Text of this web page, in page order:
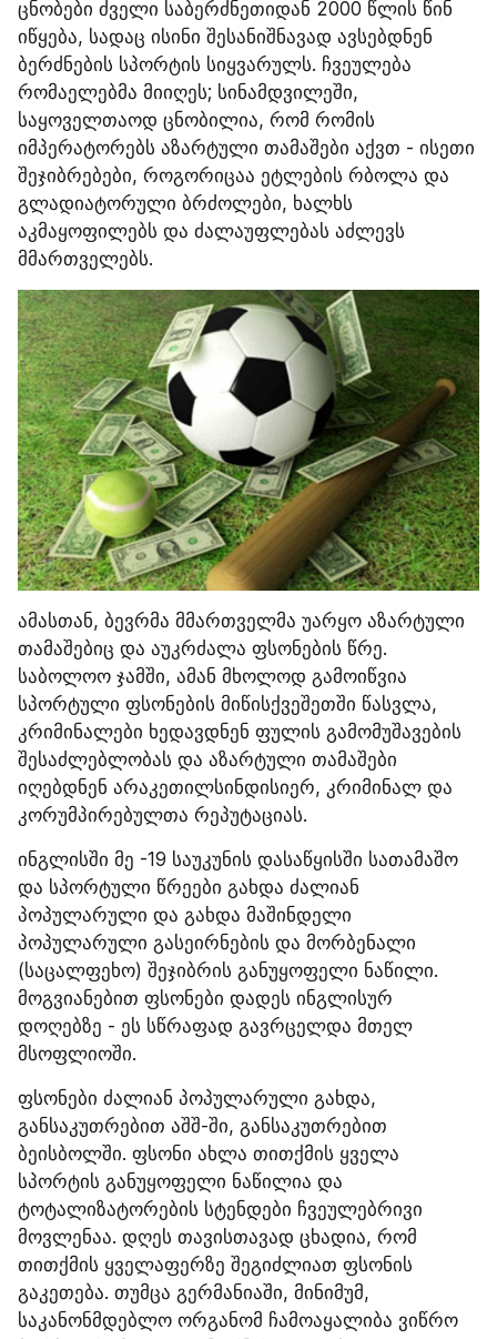
ცნობები ძველი საბერძნეთიდან 2000 წლის წინ
იწყება, სადაც ისინი შესანიშნავად ავსებდნენ
ბერძნების სპორტის სიყვარულს. ჩვეულება
რომაელებმა მიიღეს; სინამდვილეში,
საყოველთაოდ ცნობილია, რომ რომის
იმპერატორებს აზარტული თამაშები აქვთ - ისეთი
შეჯიბრებები, როგორიცაა ეტლების რბოლა და
გლადიატორული ბრძოლები, ხალხს
აკმაყოფილებს და ძალაუფლებას აძლევს
მმართველებს.
ამასთან, ბევრმა მმართველმა უარყო აზარტული
თამაშებიც და აუკრძალა ფსონების წრე.
საბოლოო ჯამში, ამან მხოლოდ გამოიწვია
სპორტული ფსონების მიწისქვეშეთში წასვლა,
კრიმინალები ხედავდნენ ფულის გამომუშავების
შესაძლებლობას და აზარტული თამაშები
იღებდნენ არაკეთილსინდისიერ, კრიმინალ და
კორუმპირებულთა რეპუტაციას.
ინგლისში მე -19 საუკუნის დასაწყისში სათამაშო
და სპორტული წრეები გახდა ძალიან
პოპულარული და გახდა მაშინდელი
პოპულარული გასეირნების და მორბენალი
(საცალფეხო) შეჯიბრის განუყოფელი ნაწილი.
მოგვიანებით ფსონები დადეს ინგლისურ
დოღებზე - ეს სწრაფად გავრცელდა მთელ
მსოფლიოში.
ფსონები ძალიან პოპულარული გახდა,
განსაკუთრებით აშშ-ში, განსაკუთრებით
ბეისბოლში. ფსონი ახლა თითქმის ყველა
სპორტის განუყოფელი ნაწილია და
ტოტალიზატორების სტენდები ჩვეულებრივი
მოვლენაა. დღეს თავისთავად ცხადია, რომ
თითქმის ყველაფერზე შეგიძლიათ ფსონის
გაკეთება. თუმცა გერმანიაში, მინიმუმ,
საკანონმდებლო ორგანომ ჩამოაყალიბა ვიწრო